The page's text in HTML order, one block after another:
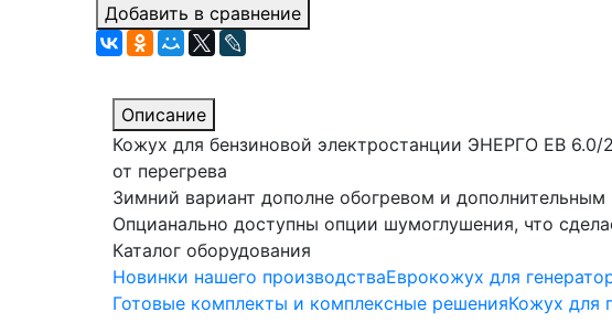
Добавить в сравнение
Описание
Кожух для бензиновой электростанции ЭНЕРГО EB
от перегрева
Зимний вариант дополне обогревом и дополнительным
Опцианально доступны опции шумоглушения, что
Каталог оборудования
Новинки нашего производстваЕврокожух для
Готовые комплекты и комплексные решенияКожух для